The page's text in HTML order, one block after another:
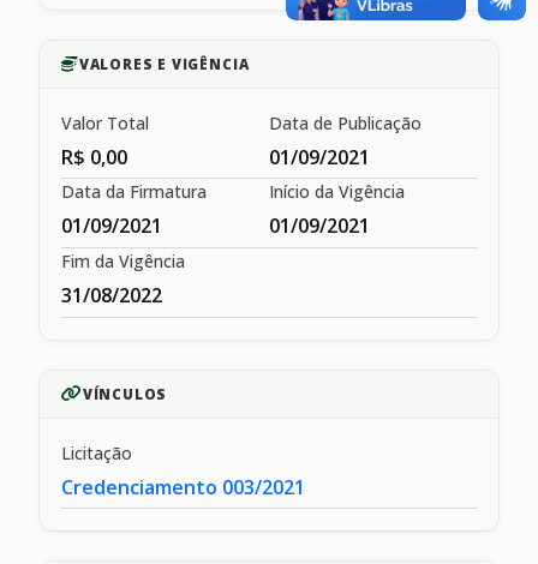
VALORES E VIGÊNCIA
Valor Total
R$ 0,00
Data de Publicação
01/09/2021
Data da Firmatura
01/09/2021
Início da Vigência
01/09/2021
Fim da Vigência
31/08/2022
VÍNCULOS
Licitação
Credenciamento 003/2021